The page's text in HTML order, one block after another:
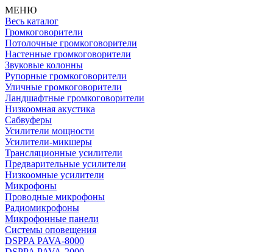
МЕНЮ
Весь каталог
Громкоговорители
Потолочные громкоговорители
Настенные громкоговорители
Звуковые колонны
Рупорные громкоговорители
Уличные громкоговорители
Ландшафтные громкоговорители
Низкоомная акустика
Сабвуферы
Усилители мощности
Усилители-микшеры
Трансляционные усилители
Предварительные усилители
Низкоомные усилители
Микрофоны
Проводные микрофоны
Радиомикрофоны
Микрофонные панели
Системы оповещения
DSPPA PAVA-8000